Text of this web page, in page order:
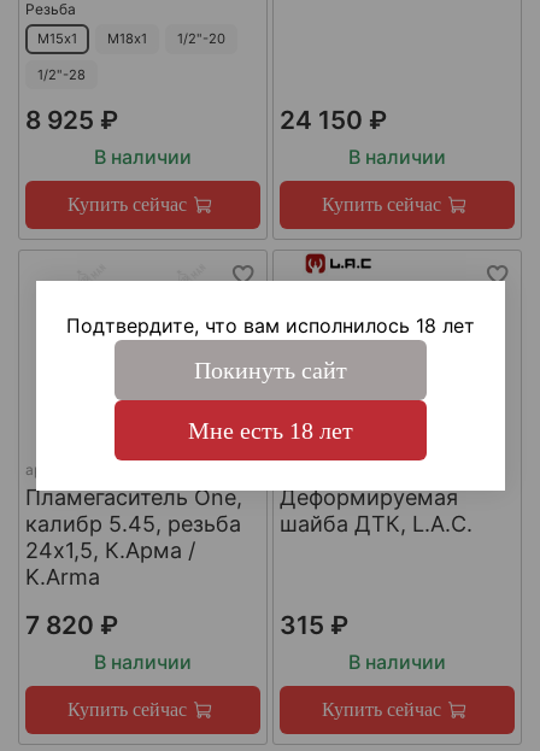
Резьба
М15х1 М18х1 1/2"-20
1/2"-28
8 925 ₽
В наличии
Купить сейчас
24 150 ₽
В наличии
Купить сейчас
арт.
Пламегаситель One,
калибр 5.45, резьба
24х1,5, К.Арма /
K.Arma
7 820 ₽
В наличии
Купить сейчас
Деформируемая
шайба ДТК, L.A.C.
315 ₽
В наличии
Купить сейчас
Подтвердите, что вам исполнилось 18 лет
Покинуть сайт
Мне есть 18 лет